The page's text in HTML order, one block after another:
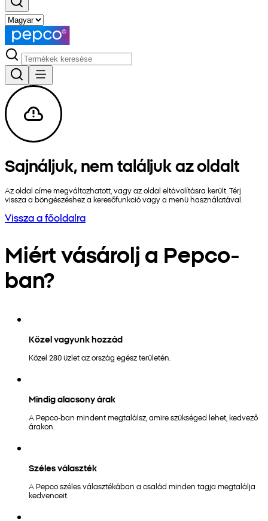
Sajnáljuk, nem találjuk az oldalt
Az oldal címe megváltozhatott, vagy az oldal eltávolításra került. Térj
vissza a böngészéshez a keresőfunkció vagy a menü használatával.
Vissza a főoldalra
Miért vásárolj a Pepco-
ban?
Közel vagyunk hozzád
Közel 280 üzlet az ország egész területén.
Mindig alacsony árak
A Pepco-ban mindent megtalálsz, amire szükséged lehet, kedvező
árakon.
Széles választék
A Pepco széles választékában a család minden tagja megtalálja
kedvenceit.